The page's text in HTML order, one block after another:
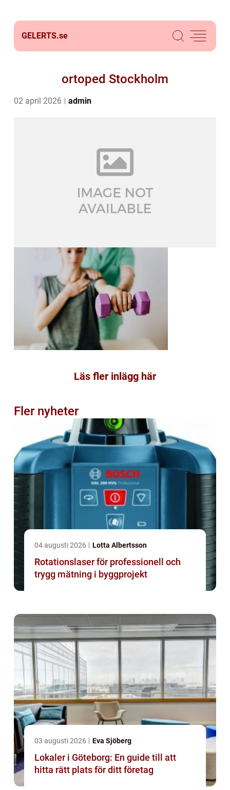
GELERTS.se
ortoped Stockholm
02 april 2026 admin
Läs fler inlägg här
Fler nyheter
04 augusti 2026 Lotta Albertsson
Rotationslaser för professionell och
trygg mätning i byggprojekt
03 augusti 2026 Eva Sjöberg
Lokaler i Göteborg: En guide till att
hitta rätt plats för ditt företag